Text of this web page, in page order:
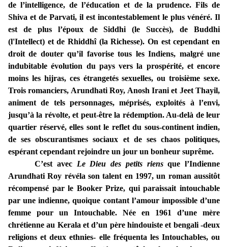
de l’intelligence, de l’éducation et de la prudence. Fils de
Shiva et de Parvati, il est incontestablement le plus vénéré. Il
est de plus l’époux de Siddhi (le Succès), de Buddhi
(l'Intellect) et de Rhiddhî (la Richesse). On est cependant en
droit de douter qu’il favorise tous les Indiens, malgré une
indubitable évolution du pays vers la prospérité, et encore
moins les hijras, ces étrangetés sexuelles, ou troisième sexe.
Trois romanciers, Arundhati Roy, Anosh Irani et Jeet Thayil,
animent de tels personnages, méprisés, exploités à l’envi,
jusqu’à la révolte, et peut-être la rédemption. Au-delà de leur
quartier réservé, elles sont le reflet du sous-continent indien,
de ses obscurantismes sociaux et de ses chaos politiques,
espérant cependant rejoindre un jour un bonheur suprême.
C’est avec Le Dieu des petits riensque l’Indienne
Arundhati Roy révéla son talent en 1997, un roman aussitôt
récompensé par le Booker Prize, qui paraissait intouchable
par une indienne, quoique contant l’amour impossible d’une
femme pour un Intouchable. Née en 1961 d’une mère
chrétienne au Kerala et d’un père hindouiste et bengali -deux
religions et deux ethnies- elle fréquenta les Intouchables, ou